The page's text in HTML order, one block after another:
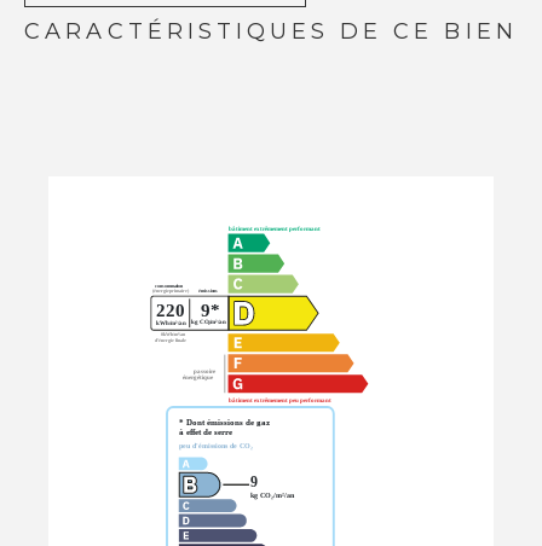
CARACTÉRISTIQUES DE CE BIEN